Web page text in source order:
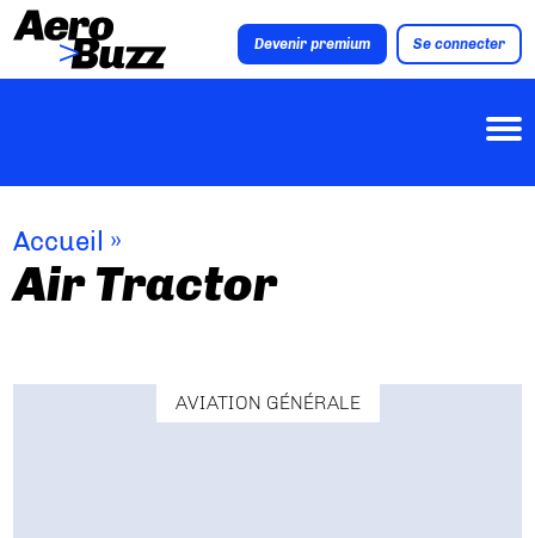
Devenir premium Se connecter
Accueil »
Air Tractor
AVIATION GÉNÉRALE